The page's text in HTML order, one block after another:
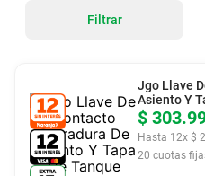
Filtrar
$ 303.
Hasta 12x $
20 cuotas
Jgo Llave
Asiento Y